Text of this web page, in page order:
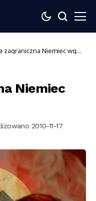
zagraniczna Niemiec wg
Niemiec
2010-11-17